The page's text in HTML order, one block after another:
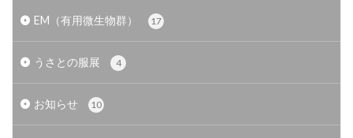
EM（有用微生物群） 17
うさとの服展 4
お知らせ 10